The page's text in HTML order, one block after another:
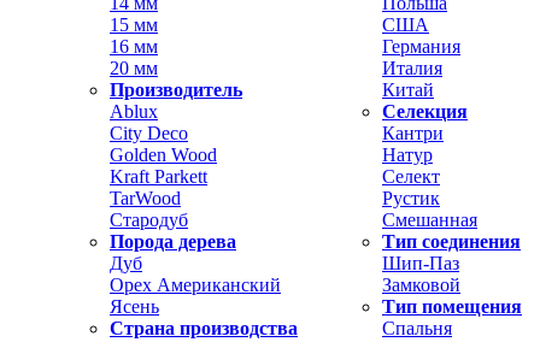
15 мм
16 мм
20 мм
Производитель
Ablux
City Deco
Golden Wood
Kraft Parkett
TarWood
Стародуб
Порода дерева
Дуб
Орех Американский
Ясень
Страна производства
США
Германия
Италия
Китай
Селекция
Кантри
Натур
Селект
Рустик
Смешанная
Тип соединения
Шип-Паз
Замковой
Тип помещения
Спальня